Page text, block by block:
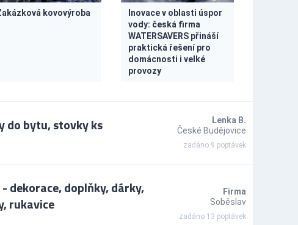
kovovýroba
Inovace v oblasti úspor
vody: česká firma
WATERSAVERS přináší
praktická řešení pro
domácnosti i velké
provozy
do bytu, stovky ks
Lenka B.
České Budějovice
zadáno 9 poptávek
dekorace, doplňky, dárky,
rukavice
Firma
Soběslav
zadáno 13 poptávek